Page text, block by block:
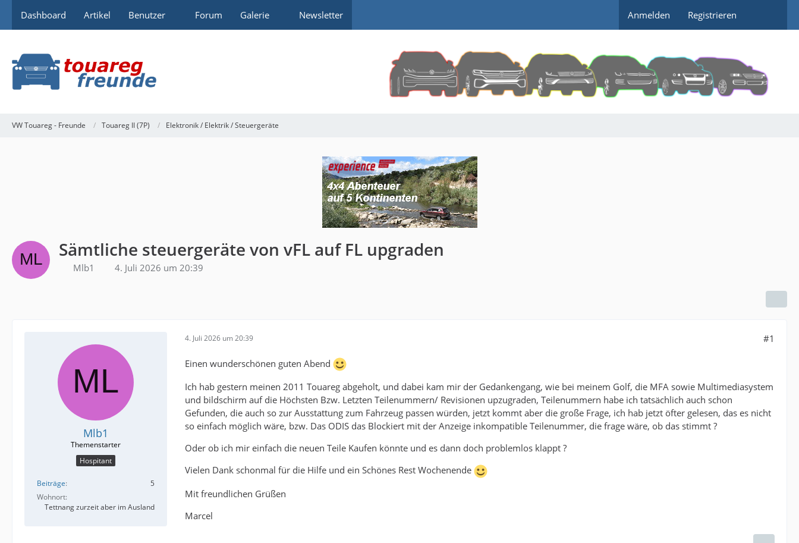
Dashboard Artikel Benutzer Forum Galerie Newsletter Anmelden Registrieren
VW Touareg - Freunde Touareg II (7P) Elektronik / Elektrik / Steuergeräte
Sämtliche steuergeräte von vFL auf FL upgraden
Mlb1 4. Juli 2026 um 20:39
Mlb1
Hospitant
Beiträge
5
Wohnort
Tettnang zurzeit aber im Ausland
4. Juli 2026 um 20:39 #1
Einen wunderschönen guten Abend
Ich hab gestern meinen 2011 Touareg abgeholt, und dabei kam mir der Gedankengang, wie bei meinem Golf, die MFA sowie Multimediasystem
und bildschirm auf die Höchsten Bzw. Letzten Teilenummern/ Revisionen upzugraden, Teilenummern habe ich tatsächlich auch schon
Gefunden, die auch so zur Ausstattung zum Fahrzeug passen würden, jetzt kommt aber die große Frage, ich hab jetzt öfter gelesen, das es nicht
so einfach möglich wäre, bzw. Das ODIS das Blockiert mit der Anzeige inkompatible Teilenummer, die frage wäre, ob das stimmt ?
Oder ob ich mir einfach die neuen Teile Kaufen könnte und es dann doch problemlos klappt ?
Vielen Dank schonmal für die Hilfe und ein Schönes Rest Wochenende
Mit freundlichen Grüßen
Marcel